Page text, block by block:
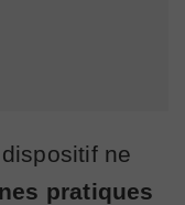
ne
pratiques